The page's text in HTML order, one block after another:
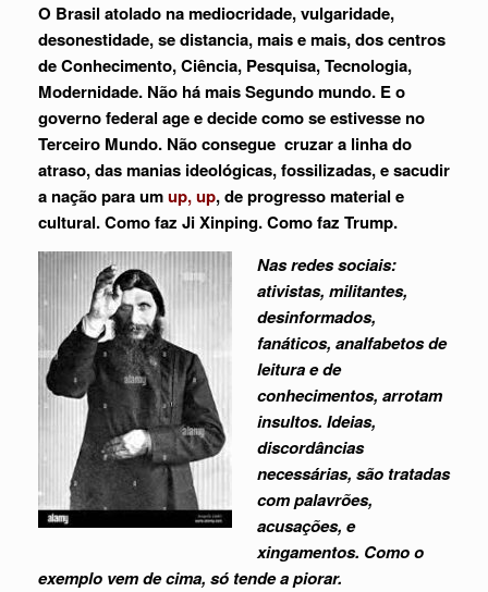
O Brasil atolado na mediocridade, vulgaridade,
desonestidade, se distancia, mais e mais, dos centros
de Conhecimento, Ciência, Pesquisa, Tecnologia,
Modernidade. Não há mais Segundo mundo. E o
governo federal age e decide como se estivesse no
Terceiro Mundo. Não consegue cruzar a linha do
atraso, das manias ideológicas, fossilizadas, e sacudir
a nação para umup, up, de progresso material e
cultural. Como faz Ji Xinping. Como faz Trump.
Nas redes sociais:
ativistas, militantes,
desinformados,
fanáticos, analfabetos de
leitura e de
conhecimentos, arrotam
insultos. Ideias,
discordâncias
necessárias, são tratadas
com palavrões,
acusações, e
xingamentos. Como o
exemplo vem de cima, só tende a piorar.